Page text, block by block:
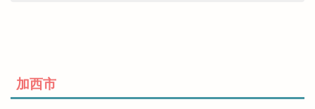
加西市